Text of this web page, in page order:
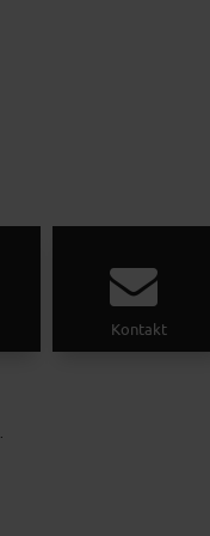
Kontakt